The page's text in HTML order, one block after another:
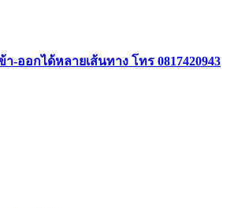
ออกได้หลายเส้นทาง โทร 0817420943